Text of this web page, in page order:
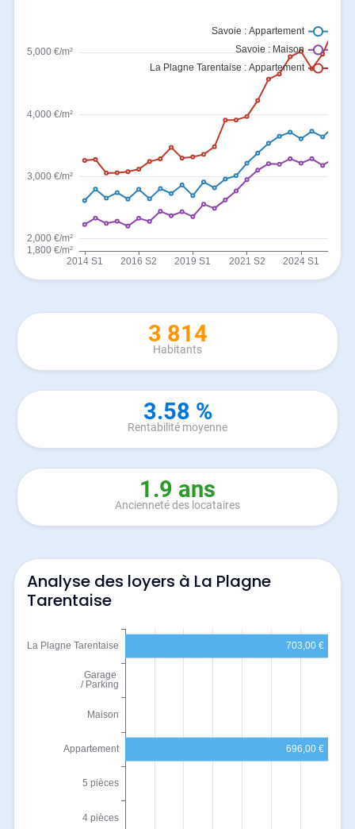
3 814
Habitants
3.58 %
Rentabilité moyenne
1.9 ans
Ancienneté des locataires
Analyse des loyers à La Plagne
Tarentaise